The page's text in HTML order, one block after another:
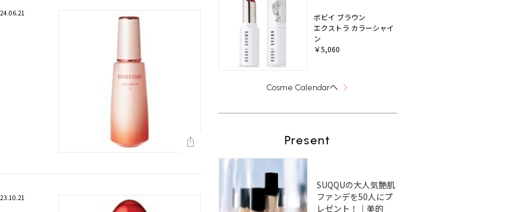
ボビイ ブラウン
エクストラ カラーシャイ
ン
￥5,060
Cosme Calendarへ
Present
SUQQUの大人気艶肌
ファンデを50人にプ
レゼント！｜美的